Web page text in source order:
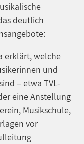
deutlich
erklärt, welche
und
– etwa TVL-
eine Anstellung
Musikschule,
vor